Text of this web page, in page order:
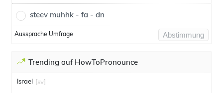
steev muhhk - fa - dn
Aussprache Umfrage Abstimmung
Trending auf HowToPronounce
Israel [sv]